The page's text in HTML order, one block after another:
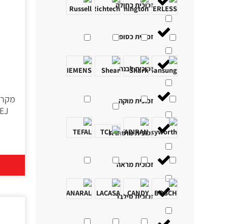
זכוכית כחולה
זכוכית כסופה
זכוכית לבנה
זכוכית מוקה
זכוכית מושחרת
זכוכית מראה
זכוכית סילבר